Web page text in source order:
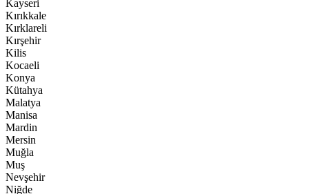
Kayseri
Kırıkkale
Kırklareli
Kırşehir
Kilis
Kocaeli
Konya
Kütahya
Malatya
Manisa
Mardin
Mersin
Muğla
Muş
Nevşehir
Niğde